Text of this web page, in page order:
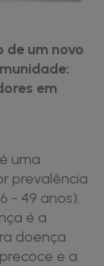
de um novo
em
uma
prevalência
- 49 anos).
é a
doença
e a